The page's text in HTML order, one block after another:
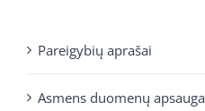
Pareigybių aprašai
Asmens duomenų apsauga